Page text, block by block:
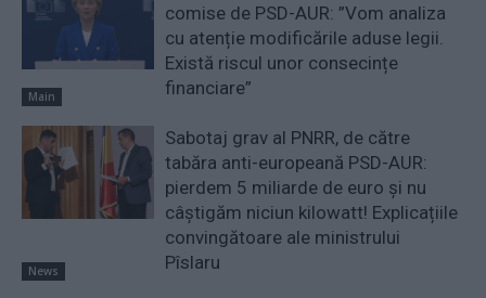
Main
comise de PSD-AUR: ”Vom analiza
cu atenție modificările aduse legii.
Există riscul unor consecințe
financiare”
News
Sabotaj grav al PNRR, de către
tabăra anti-europeană PSD-AUR:
pierdem 5 miliarde de euro și nu
câștigăm niciun kilowatt! Explicațiile
convingătoare ale ministrului
Pîslaru